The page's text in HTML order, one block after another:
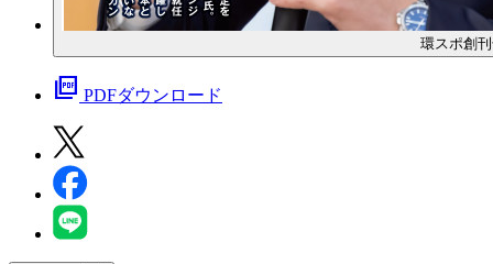
環スポ創
picture_as_pdf PDFダウンロード